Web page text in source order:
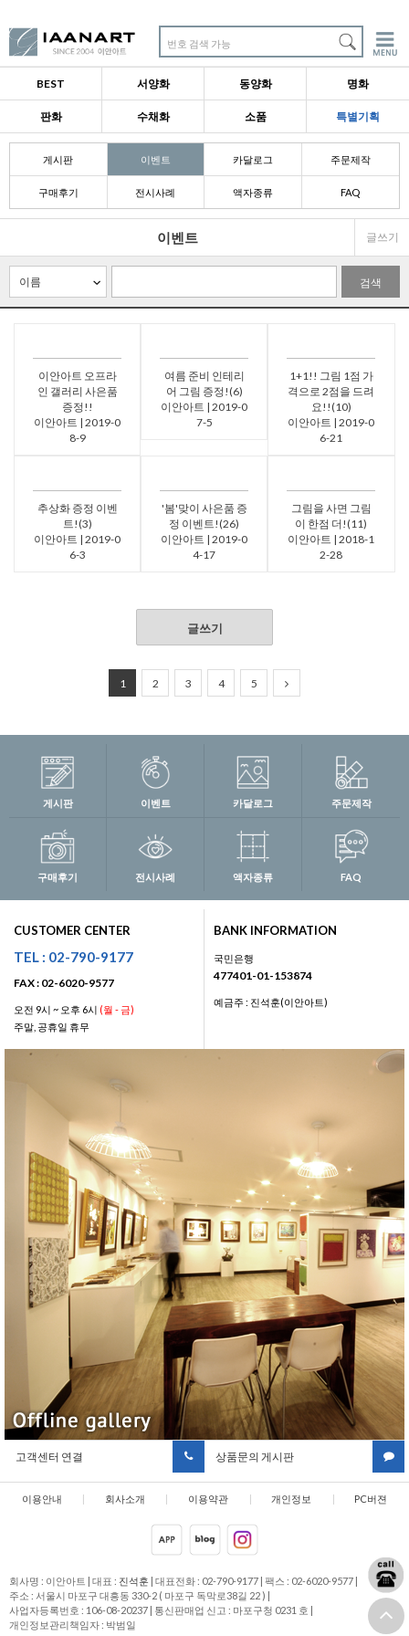
번호 검색 가능
BEST 서양화 동양화 명화
판화 수채화 소품 특별기획
게시판 이벤트 카달로그 주문제작
구매후기 전시사례 액자종류 FAQ
이벤트 글쓰기
검색
이안아트 오프라
인 갤러리 사은품
증정!!
이안아트 | 2019-0
8-9
여름 준비 인테리
어 그림 증정!(6)
이안아트 | 2019-0
7-5
1+1!! 그림 1점 가
격으로 2점을 드려
요!!(10)
이안아트 | 2019-0
6-21
추상화 증정 이벤
트!(3)
이안아트 | 2019-0
6-3
'봄'맞이 사은품 증
정 이벤트!(26)
이안아트 | 2019-0
4-17
그림을 사면 그림
이 한점 더!(11)
이안아트 | 2018-1
2-28
글쓰기
1 2 3 4 5
게시판 이벤트 카달로그 주문제작
구매후기 전시사례 액자종류 FAQ
CUSTOMER CENTER
TEL : 02-790-9177
FAX : 02-6020-9577
오전 9시 ~ 오후 6시 (월 - 금)
주말, 공휴일 휴무
BANK INFORMATION
국민은행
477401-01-153874
예금주 : 진석훈(이안아트)
고객센터 연결 상품문의 게시판
이용안내 | 회사소개 | 이용약관 | 개인정보 | PC버젼
회사명 : 이안아트 | 대표 : 진석훈 | 대표전화 : 02-790-9177 | 팩스 : 02-6020-9577 |
주소 : 서울시 마포구 대흥동 330-2 ( 마포구 독막로38길 22 ) |
사업자등록번호 : 106-08-20237 | 통신판매업 신고 : 마포구청 0231 호 |
개인정보관리책임자 : 박범일